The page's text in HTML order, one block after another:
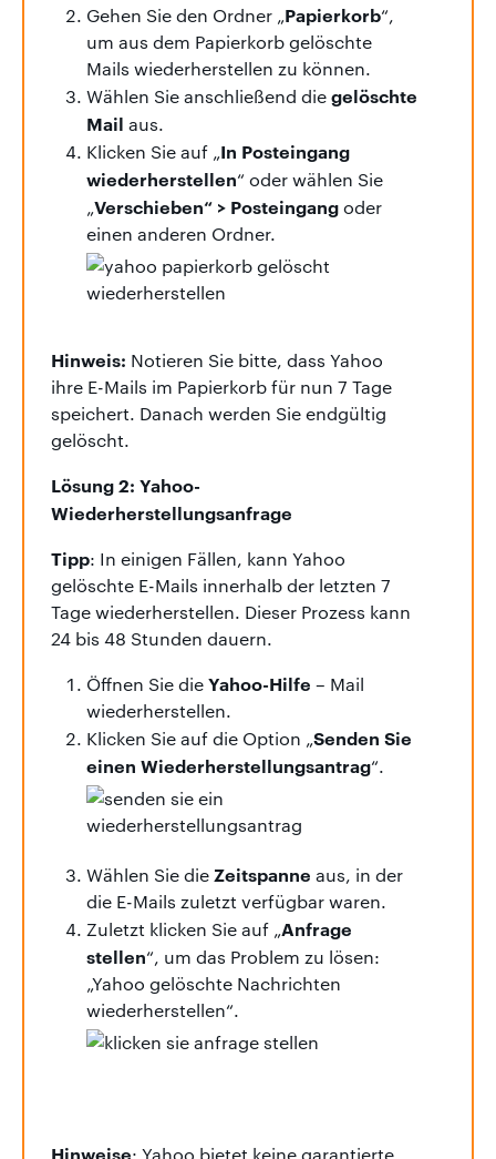
Gehen Sie den Ordner „Papierkorb“,
um aus dem Papierkorb gelöschte
Mails wiederherstellen zu können.
Wählen Sie anschließend diegelöschte
Mail aus.
Klicken Sie auf „In Posteingang
wiederherstellen“ oder wählen Sie
„Verschieben“ > Posteingangoder
einen anderen Ordner.
Hinweis: Notieren Sie bitte, dass Yahoo
ihre E-Mails im Papierkorb für nun 7 Tage
speichert. Danach werden Sie endgültig
gelöscht.
Lösung 2: Yahoo-
Wiederherstellungsanfrage
Tipp: In einigen Fällen, kann Yahoo
gelöschte E-Mails innerhalb der letzten 7
Tage wiederherstellen. Dieser Prozess kann
24 bis 48 Stunden dauern.
Öffnen Sie dieYahoo-Hilfe – Mail
wiederherstellen.
Klicken Sie auf die Option „Senden Sie
einen Wiederherstellungsantrag“.
Wählen Sie die Zeitspanne aus, in der
die E-Mails zuletzt verfügbar waren.
Zuletzt klicken Sie auf „Anfrage
stellen“, um das Problem zu lösen:
„Yahoo gelöschte Nachrichten
wiederherstellen“.
Hinweise: Yahoo bietet keine garantierte